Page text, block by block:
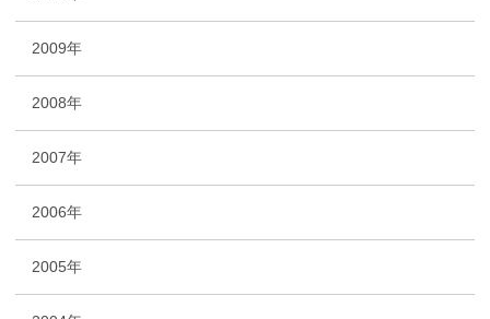
2009年
2008年
2007年
2006年
2005年